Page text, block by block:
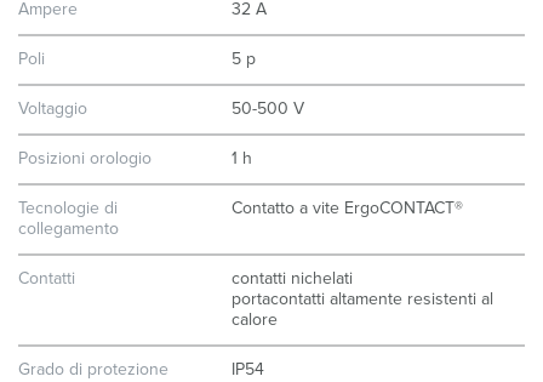
Ampere 32 A
Poli 5 p
Voltaggio 50-500 V
Posizioni orologio 1 h
Tecnologie di
collegamento
Contatto a vite ErgoCONTACT®
Contatti
contatti nichelati
portacontatti altamente resistenti al
calore
Grado di protezione IP54